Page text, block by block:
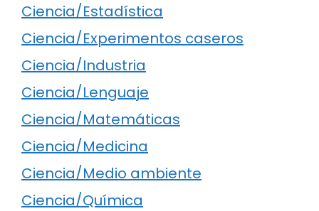
Ciencia/Estadística
Ciencia/Experimentos caseros
Ciencia/Industria
Ciencia/Lenguaje
Ciencia/Matemáticas
Ciencia/Medicina
Ciencia/Medio ambiente
Ciencia/Química